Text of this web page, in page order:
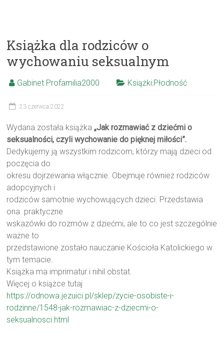
Książka dla rodziców o
wychowaniu seksualnym
Gabinet Profamilia2000 Książki,Płodność
23 czerwca 2022
Wydana została książka„Jak rozmawiać z dziećmi o
seksualności, czyli wychowanie do pięknej miłości”.
Dedykujemy ją wszystkim rodzicom, którzy mają dzieci od
poczęcia do
okresu dojrzewania włącznie. Obejmuje również rodziców
adopcyjnych i
rodziców samotnie wychowujących dzieci. Przedstawia
ona praktyczne
wskazówki do rozmów z dziećmi, ale to co jest szczególnie
ważne to
przedstawione zostało nauczanie Kościoła Katolickiego w
tym temacie.
Książka ma imprimatur i nihil obstat.
Więcej o książce tutaj
https://odnowa.jezuici.pl/sklep/zycie-osobiste-i-
rodzinne/1548-jak-rozmawiac-z-dziecmi-o-
seksualnosci.html